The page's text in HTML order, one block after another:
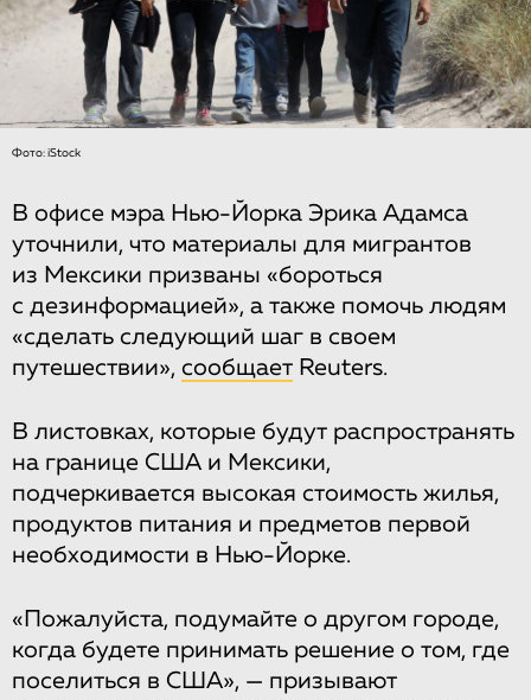
Фото: iStock
В офисе мэра Нью-Йорка Эрика Адамса
уточнили, что материалы для мигрантов
из Мексики призваны «бороться
с дезинформацией», а также помочь людям
«сделать следующий шаг в своем
путешествии», сообщает Reuters.
В листовках, которые будут распространять
на границе США и Мексики,
подчеркивается высокая стоимость жилья,
продуктов питания и предметов первой
необходимости в Нью-Йорке.
«Пожалуйста, подумайте о другом городе,
когда будете принимать решение о том, где
поселиться в США», — призывают